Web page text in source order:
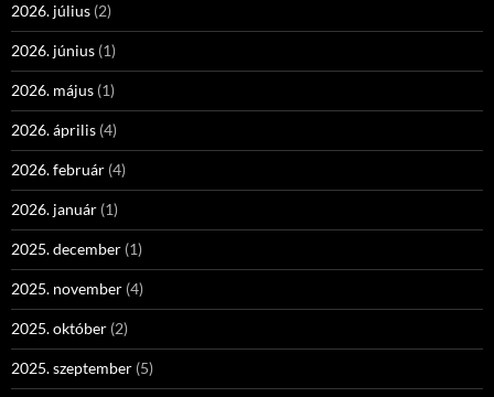
2026. július (2)
2026. június (1)
2026. május (1)
2026. április (4)
2026. február (4)
2026. január (1)
2025. december (1)
2025. november (4)
2025. október (2)
2025. szeptember (5)